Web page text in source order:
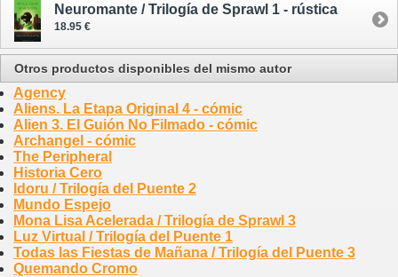
Neuromante / Trilogía de Sprawl 1 - rústica
18.95 €
Otros productos disponibles del mismo autor
Agency
Aliens. La Etapa Original 4 - cómic
Alien 3. El Guión No Filmado - cómic
Archangel - cómic
The Peripheral
Historia Cero
Idoru / Trilogía del Puente 2
Mundo Espejo
Mona Lisa Acelerada / Trilogía de Sprawl 3
Luz Virtual / Trilogía del Puente 1
Todas las Fiestas de Mañana / Trilogía del Puente 3
Quemando Cromo